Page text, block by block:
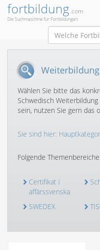
fortbildung.com
Die Suchmaschine für Fortbildungen
Wählen Sie bitte das
Schwedisch
sein, nutzen Sie gern das
Sie sind hier:
Folgende
Certifikat i
affärssvenska
SWEDEX